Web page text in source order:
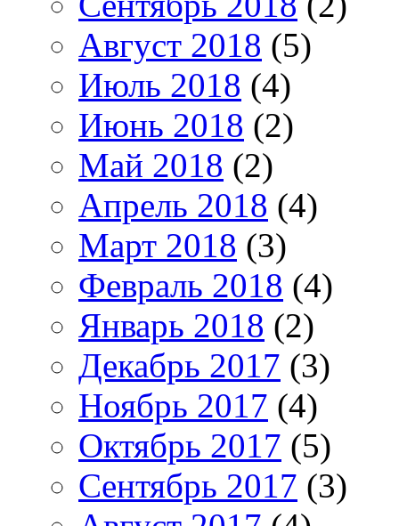
Август 2018 (5)
Июль 2018 (4)
Июнь 2018 (2)
Май 2018 (2)
Апрель 2018 (4)
Март 2018 (3)
Февраль 2018 (4)
Январь 2018 (2)
Декабрь 2017 (3)
Ноябрь 2017 (4)
Октябрь 2017 (5)
Сентябрь 2017 (3)